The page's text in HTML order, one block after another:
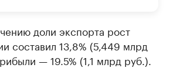
доли экспорта рост
составил 13,8% (5,449 млрд
— 19.5% (1,1 млрд руб.).